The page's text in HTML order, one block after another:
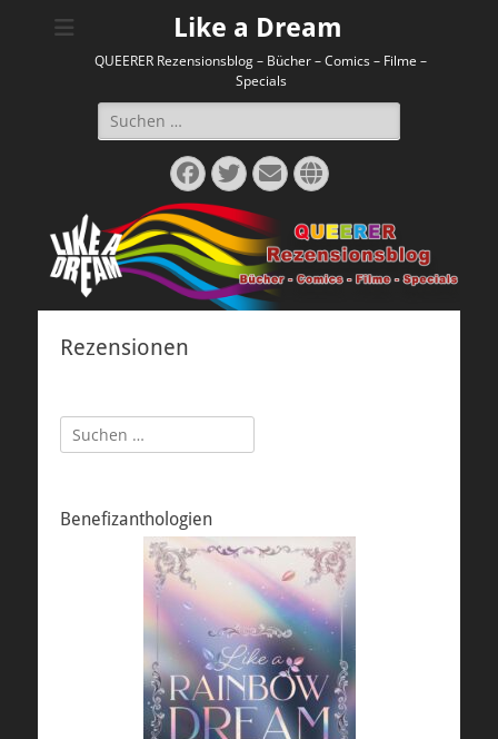
Like a Dream
QUEERER Rezensionsblog – Bücher – Comics – Filme –
Specials
Suchen
nach:
Facebook
Twitter
E-
Mail
Website
Rezensionen
Suchen
nach:
Benefizanthologien